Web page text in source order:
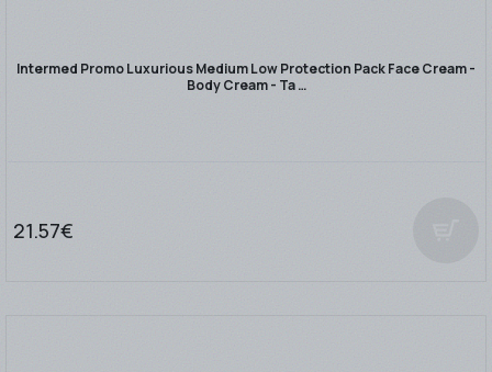
Intermed Promo Luxurious Medium Low Protection Pack Face Cream -
Body Cream - Ta …
21.57€